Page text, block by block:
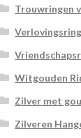
Trouwringen
Witgouden
Zilver met
Zilveren